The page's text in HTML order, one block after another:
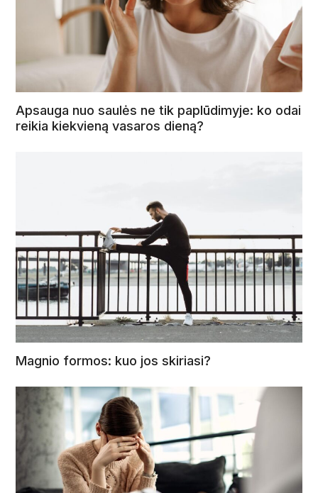
Apsauga nuo saulės ne tik paplūdimyje: ko odai
reikia kiekvieną vasaros dieną?
Magnio formos: kuo jos skiriasi?